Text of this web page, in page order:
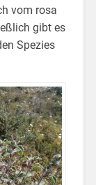
vom rosa
gibt es
Spezies